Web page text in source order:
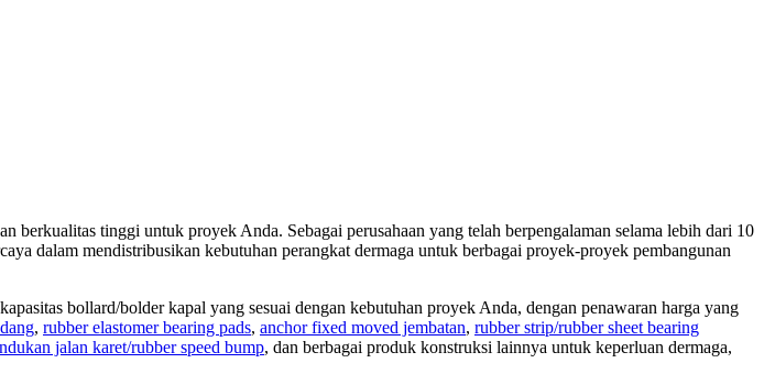
tinggi untuk proyek Anda. Sebagai perusahaan yang telah berpengalaman selama lebih dari 10
dalam mendistribusikan kebutuhan perangkat dermaga untuk berbagai proyek-proyek pembangunan
bollard/bolder kapal yang sesuai dengan kebutuhan proyek Anda, dengan penawaran harga yang
, rubber elastomer bearing pads, anchor fixed moved jembatan, rubber strip/rubber sheet bearing
jalan karet/rubber speed bump, dan berbagai produk konstruksi lainnya untuk keperluan dermaga,